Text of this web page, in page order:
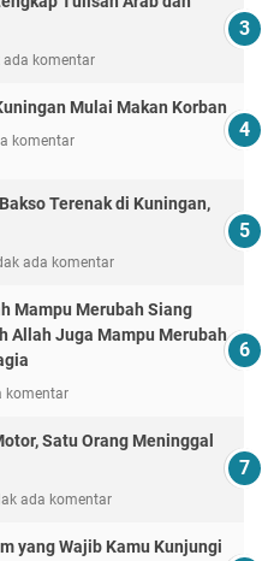
ada komentar
Mulai Makan Korban
komentar
Terenak di Kuningan,
ada komentar
Mampu Merubah Siang
Allah Juga Mampu Merubah
komentar
Satu Orang Meninggal
ada komentar
yang Wajib Kamu Kunjungi